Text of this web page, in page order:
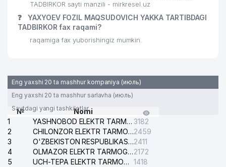
TADBIRKOR sayti manzili - mirkresel.uz
❓
YAXYOEV FOZIL MAQSUDOVICH YAKKA TARTIBDAGI
TADBIRKOR fax raqami?
raqamiga fax yuborishingiz mumkin.
Eng yaxshi 20 ta mashhur kompaniya (июль)
Eng yaxshi 20 ta mashhur sarlavha (июль)
Saytdagi yangi tashkilotlar
№
Nomi
1
YASHNOBOD ELEKTR TARMOG'I NOSOZLIKLARI XIZMATI 3182
2
CHILONZOR ELEKTR TARMOG'I NOSOZLIK XIZMATI2459
3
O'ZBEKISTON RESPUBLIKASI BOSH PROKURATURASI ISHONCH TELEFONI2411
4
OLMAZOR ELEKTR TARMOG'I NOSOZLIKLARI XIZMATI2172
5
UCH-TEPA ELEKTR TARMOG'I NOSOZLIKLARI XIZMATI 1418